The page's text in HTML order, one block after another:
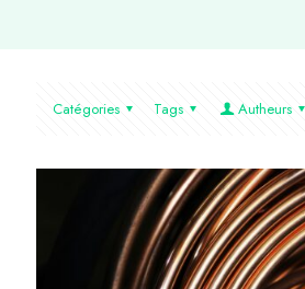
Catégories Tags Autheurs